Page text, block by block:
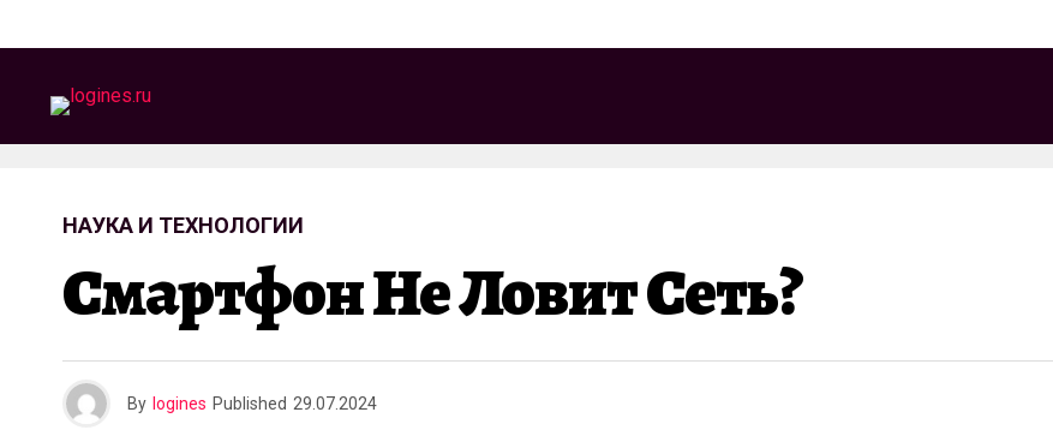
НАУКА И ТЕХНОЛОГИИ
Смартфон Не Ловит Сеть?
By logines Published 29.07.2024